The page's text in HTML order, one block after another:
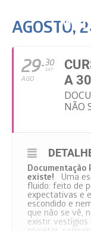
AGOSTO,
29
AGO
30
SET
A
NÃO
Documentação
existe! Uma
fluido: feito de
expectativas e
escondido e
que não se vê,
existir